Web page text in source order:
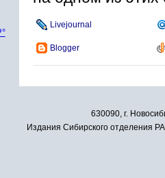
Livejournal
Blogger
630090, г.
Издания Сибирского отделения